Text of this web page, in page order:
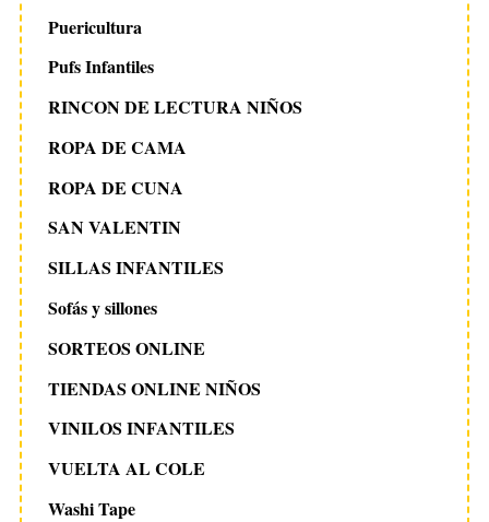
Puericultura
Pufs Infantiles
RINCON DE LECTURA NIÑOS
ROPA DE CAMA
ROPA DE CUNA
SAN VALENTIN
SILLAS INFANTILES
Sofás y sillones
SORTEOS ONLINE
TIENDAS ONLINE NIÑOS
VINILOS INFANTILES
VUELTA AL COLE
Washi Tape